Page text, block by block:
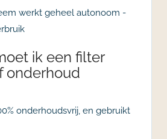
werkt geheel autonoom -
ik een filter
onderhoud
onderhoudsvrij, en gebruikt